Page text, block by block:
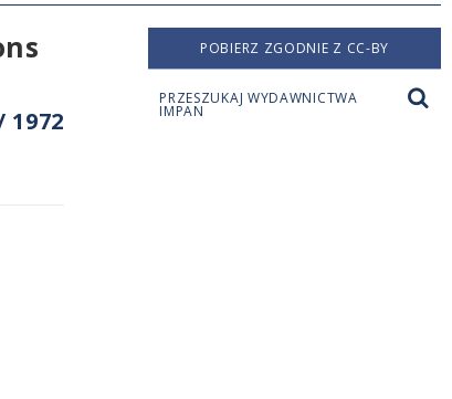
1972
POBIERZ ZGODNIE Z CC-BY
PRZESZUKAJ WYDAWNICTWA
IMPAN